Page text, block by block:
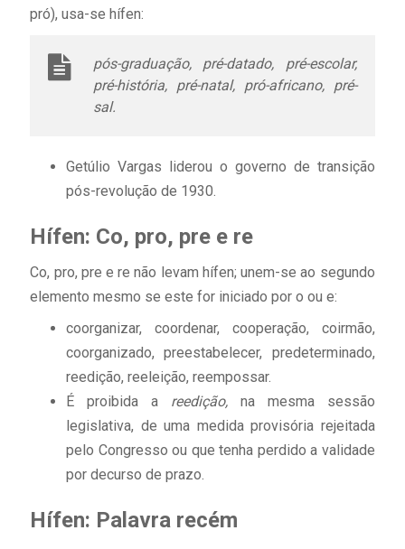
pró), usa-se hífen:
pós-graduação, pré-datado, pré-escolar,
pré-história, pré-natal, pró-africano, pré-
sal.
Getúlio Vargas liderou o governo de transição
pós-revolução de 1930.
Hífen: Co, pro, pre e re
Co, pro, pre e re não levam hífen; unem-se ao segundo
elemento mesmo se este for iniciado por o ou e:
coorganizar, coordenar, cooperação, coirmão,
coorganizado, preestabelecer, predeterminado,
reedição, reeleição, reempossar.
É proibida a reedição, na mesma sessão
legislativa, de uma medida provisória rejeitada
pelo Congresso ou que tenha perdido a validade
por decurso de prazo.
Hífen: Palavra recém